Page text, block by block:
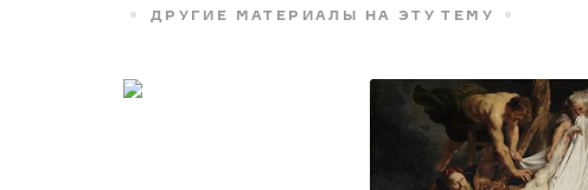
ДРУГИЕ МАТЕРИАЛЫ НА ЭТУ ТЕМУ